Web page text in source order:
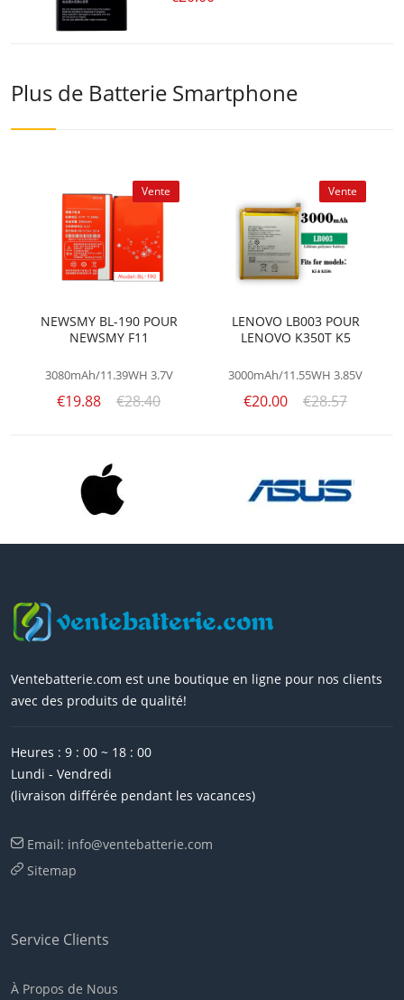
Plus de Batterie Smartphone
Vente
NEWSMY BL-190 POUR
NEWSMY F11
3080mAh/11.39WH 3.7V
€19.88 €28.40
Vente
LENOVO LB003 POUR
LENOVO K350T K5
3000mAh/11.55WH 3.85V
€20.00 €28.57
Ventebatterie.com est une boutique en ligne pour nos clients
avec des produits de qualité!
Heures : 9 : 00 ~ 18 : 00
Lundi - Vendredi
(livraison différée pendant les vacances)
Email: info@ventebatterie.com
Sitemap
Service Clients
À Propos de Nous